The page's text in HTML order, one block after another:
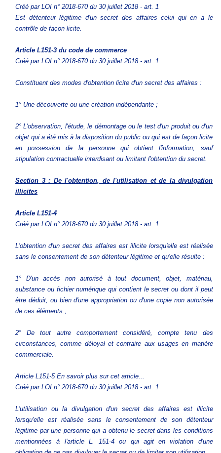
Créé par LOI n° 2018-670 du 30 juillet 2018 - art. 1
Est détenteur légitime d'un secret des affaires celui qui en a le
contrôle de façon licite.
Article L151-3 du code de commerce
Créé par LOI n° 2018-670 du 30 juillet 2018 - art. 1
Constituent des modes d'obtention licite d'un secret des affaires :
1° Une découverte ou une création indépendante ;
2° L'observation, l'étude, le démontage ou le test d'un produit ou d'un
objet qui a été mis à la disposition du public ou qui est de façon licite
en possession de la personne qui obtient l'information, sauf
stipulation contractuelle interdisant ou limitant l'obtention du secret.
Section 3 : De l'obtention, de l'utilisation et de la divulgation
illicites
Article L151-4
Créé par LOI n° 2018-670 du 30 juillet 2018 - art. 1
L'obtention d'un secret des affaires est illicite lorsqu'elle est réalisée
sans le consentement de son détenteur légitime et qu'elle résulte :
1° D'un accès non autorisé à tout document, objet, matériau,
substance ou fichier numérique qui contient le secret ou dont il peut
être déduit, ou bien d'une appropriation ou d'une copie non autorisée
de ces éléments ;
2° De tout autre comportement considéré, compte tenu des
circonstances, comme déloyal et contraire aux usages en matière
commerciale.
Article L151-5 En savoir plus sur cet article...
Créé par LOI n° 2018-670 du 30 juillet 2018 - art. 1
L'utilisation ou la divulgation d'un secret des affaires est illicite
lorsqu'elle est réalisée sans le consentement de son détenteur
légitime par une personne qui a obtenu le secret dans les conditions
mentionnées à l'article L. 151-4 ou qui agit en violation d'une